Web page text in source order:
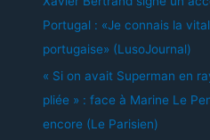
Portugal : «Je connais la
portugaise» (LusoJournal)
« Si on avait Superman en
pliée » : face à Marine Le
encore (Le Parisien)